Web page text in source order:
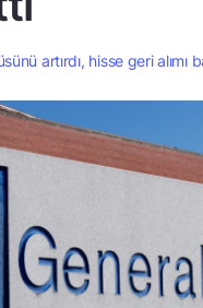
artırdı, hisse geri alımı